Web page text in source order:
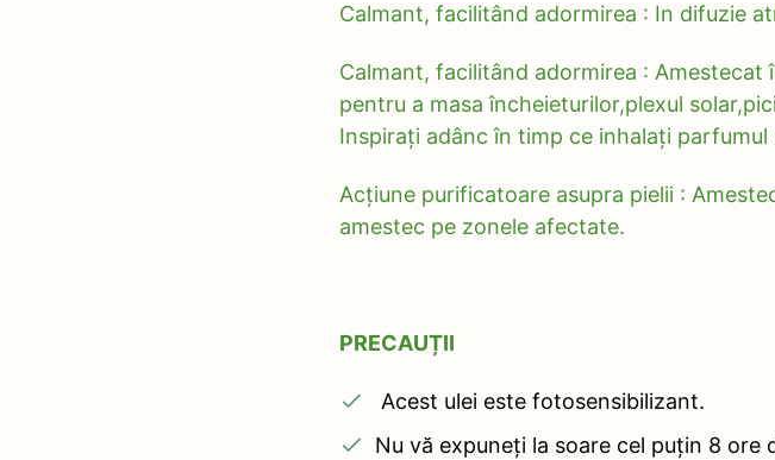
Calmant, facilitând adormirea : In difuzie
Calmant, facilitând adormirea :
pentru a masa încheieturilor,plexul
Inspirați adânc în timp ce inhalați parfumul
Acțiune purificatoare asupra pielii :
amestec pe zonele afectate.
PRECAUȚII
Acest ulei este fotosensibilizant.
Nu vă expuneți la soare cel puțin 8 ore